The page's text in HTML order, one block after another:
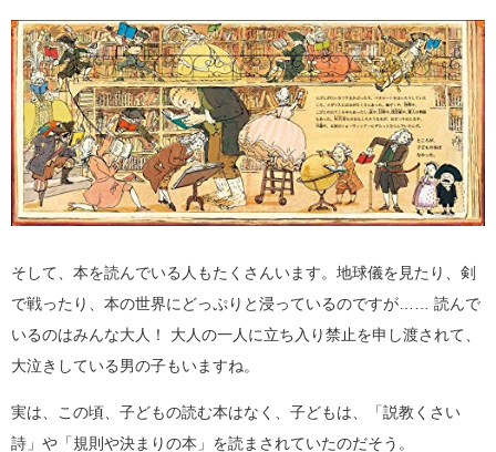
そして、本を読んでいる人もたくさんいます。地球儀を見たり、剣
で戦ったり、本の世界にどっぷりと浸っているのですが…… 読んで
いるのはみんな大人！ 大人の一人に立ち入り禁止を申し渡されて、
大泣きしている男の子もいますね。
実は、この頃、子どもの読む本はなく、子どもは、「説教くさい
詩」や「規則や決まりの本」を読まされていたのだそう。